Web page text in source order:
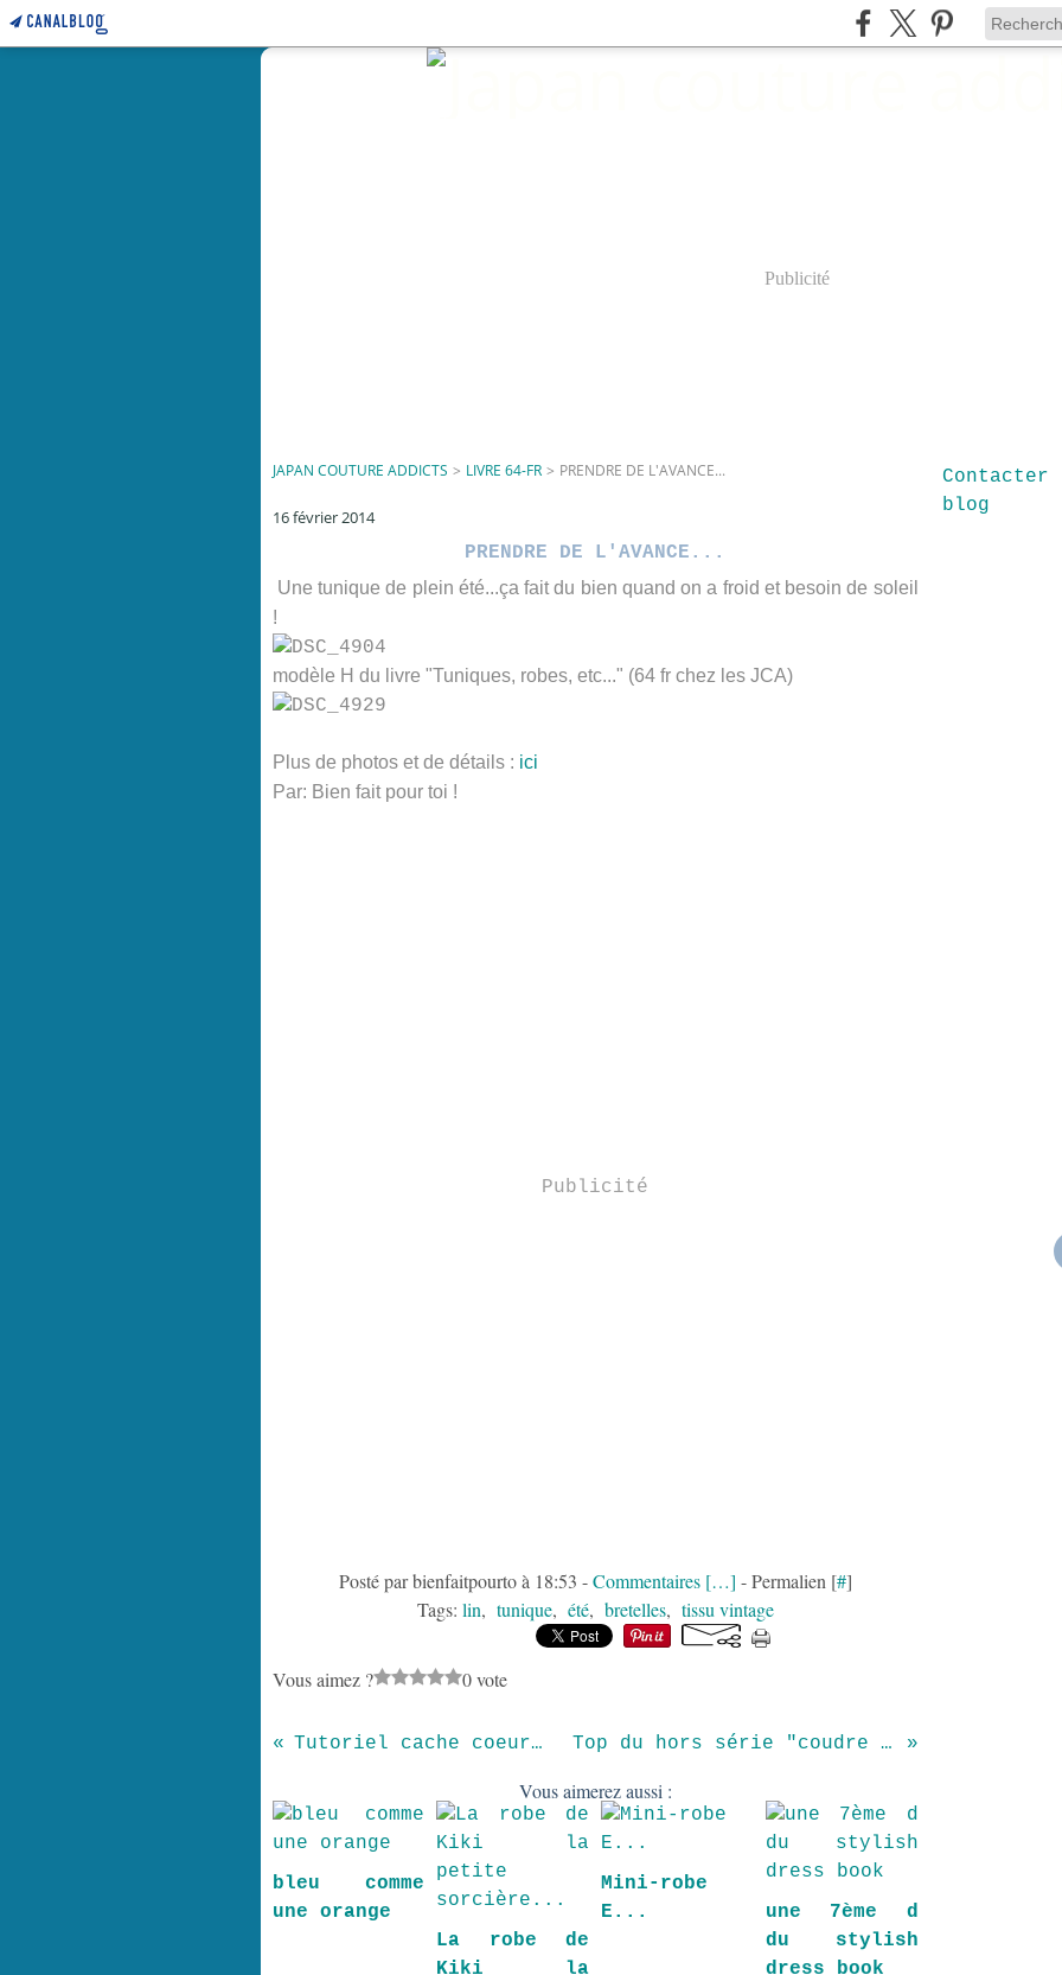
Publicité
JAPAN COUTURE ADDICTS > LIVRE 64-FR > PRENDRE DE L'AVANCE...
16 février 2014
PRENDRE DE L'AVANCE...
Une tunique de plein été...ça fait du bien quand on a froid et besoin de soleil
!
modèle H du livre "Tuniques, robes, etc..." (64 fr chez les JCA)
Plus de photos et de détails : ici
Par: Bien fait pour toi !
Publicité
Posté par bienfaitpourto à 18:53 -Commentaires […] - Permalien [#]
Tags: lin, tunique, été, bretelles, tissu vintage
Vous aimez ? 0 vote
Tutoriel cache coeur à la surjeteuse 1 h de travail Top du hors série "coudre c'est facile" home made pour fillette
Vous aimerez aussi :
bleu comme
une orange
La robe de
Kiki la
Mini-robe
E...
une 7ème d
du stylish
dress book
blog